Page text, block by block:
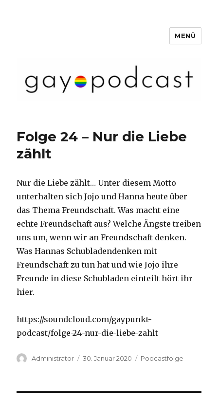
MENÜ
Folge 24 – Nur die Liebe
zählt
Nur die Liebe zählt… Unter diesem Motto
unterhalten sich Jojo und Hanna heute über
das Thema Freundschaft. Was macht eine
echte Freundschaft aus? Welche Ängste treiben
uns um, wenn wir an Freundschaft denken.
Was Hannas Schubladendenken mit
Freundschaft zu tun hat und wie Jojo ihre
Freunde in diese Schubladen einteilt hört ihr
hier.
https://soundcloud.com/gaypunkt-
podcast/folge-24-nur-die-liebe-zahlt
Autor
Administrator
Veröffentlicht
30. Januar 2020 Kategorien
Podcastfolge